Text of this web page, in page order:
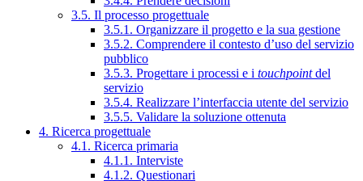
3.5. Il processo progettuale
3.5.1. Organizzare il progetto e la sua gestione
3.5.2. Comprendere il contesto d’uso del servizio
pubblico
3.5.3. Progettare i processi e i touchpointdel
servizio
3.5.4. Realizzare l’interfaccia utente del servizio
3.5.5. Validare la soluzione ottenuta
4. Ricerca progettuale
4.1. Ricerca primaria
4.1.1. Interviste
4.1.2. Questionari